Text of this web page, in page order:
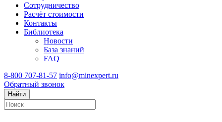
Сотрудничество
Расчёт стоимости
Контакты
Библиотека
Новости
База знаний
FAQ
8-800 707-81-57 info@minexpert.ru
Обратный звонок
Найти